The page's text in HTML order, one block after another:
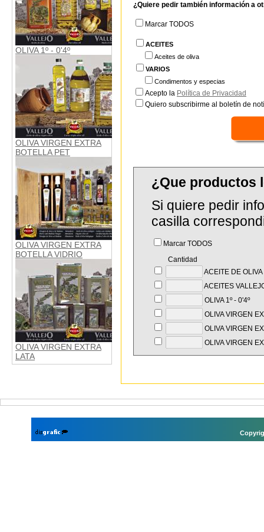
OLIVA 1º - 0'4º
OLIVA VIRGEN EXTRA
BOTELLA PET
OLIVA VIRGEN EXTRA
BOTELLA VIDRIO
OLIVA VIRGEN EXTRA
LATA
¿Quiere pedir también información a
Marcar TODOS
ACEITES
Aceites de oliva
VARIOS
Condimentos y especias
Acepto la Política de Privacidad
Quiero subscribirme al boletín de
¿Que productos
Si quiere pedir
casilla
Marcar TODOS
Cantidad
ACEITE DE
ACEITES
OLIVA 1º - 0'4º
OLIVA VIRGEN
OLIVA VIRGEN
OLIVA VIRGEN